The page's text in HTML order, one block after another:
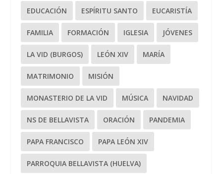
EDUCACIÓN ESPÍRITU SANTO EUCARISTÍA
FAMILIA FORMACIÓN IGLESIA JÓVENES
LA VID (BURGOS) LEÓN XIV MARÍA
MATRIMONIO MISIÓN
MONASTERIO DE LA VID MÚSICA NAVIDAD
NS DE BELLAVISTA ORACIÓN PANDEMIA
PAPA FRANCISCO PAPA LEÓN XIV
PARROQUIA BELLAVISTA (HUELVA)